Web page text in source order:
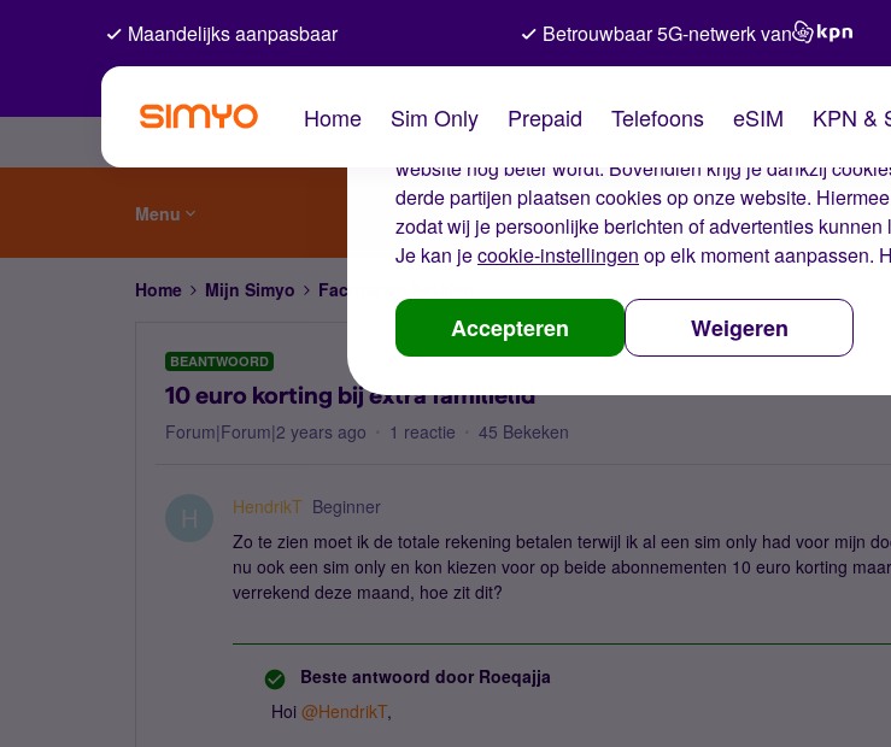
De cookies van Simyo
Wij gebruiken cookies op onze website. Met deze
website nog beter wordt. Bovendien krijg je dankzij
derde partijen plaatsen cookies op onze website.
zodat wij je persoonlijke berichten of advertenties
Je kan jecookie-instellingen op elk moment aanpassen.
Accepteren Weigeren
Maandelijks aanpasbaar Betrouwbaar 5G-netwerk van
Home Sim Only Prepaid Telefoons eSIM KPN &
Menu
Home Mijn Simyo Factuur en betalen
BEANTWOORD
10 euro korting bij extra familielid
Forum|Forum|2 years ago 1 reactie 45 Bekeken
H HendrikT Beginner
Zo te zien moet ik de totale rekening betalen terwijl ik al een sim only had voor mijn
nu ook een sim only en kon kiezen voor op beide abonnementen 10 euro korting
verrekend deze maand, hoe zit dit?
Beste antwoord door Roeqajja
Hoi @HendrikT,